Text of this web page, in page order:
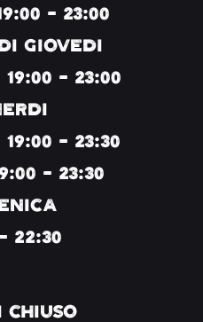
- 23:00
GIOVEDI
19:00 - 23:00
19:00 - 23:30
- 23:30
22:30
CHIUSO